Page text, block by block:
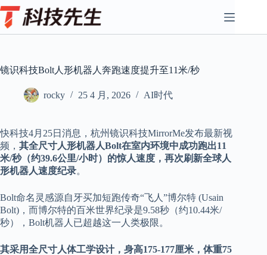
Skip
to
content
镜识科技Bolt人形机器人奔跑速度提升至11米/秒
rocky 25 4 月, 2026 AI时代
快科技4月25日消息，杭州镜识科技MirrorMe发布最新视
频， 其全尺寸人形机器人Bolt在室内环境中成功跑出11
米/秒（约39.6公里/小时）的惊人速度，再次刷新全球人
形机器人速度纪录。
Bolt命名灵感源自牙买加短跑传奇“飞人”博尔特 (Usain
Bolt)，而博尔特的百米世界纪录是9.58秒（约10.44米/
秒），Bolt机器人已超越这一人类极限。
其采用全尺寸人体工学设计，身高175-177厘米，体重75